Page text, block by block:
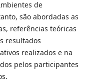
de
são abordadas as
referências teóricas
resultados
realizados e na
pelos participantes